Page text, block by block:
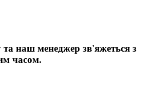
та наш менеджер зв'яжеться з
часом.